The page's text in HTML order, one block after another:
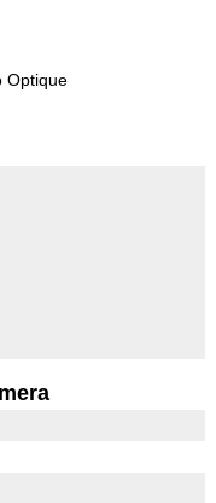
Optique